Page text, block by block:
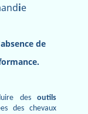
ie
de
des outils
des chevaux